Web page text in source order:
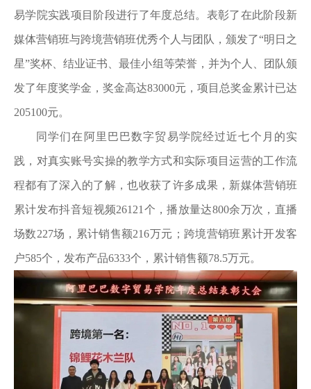
易学院实践项目阶段进行了年度总结。表彰了在此阶段新
媒体营销班与跨境营销班优秀个人与团队，颁发了“明日之
星”奖杯、结业证书、最佳小组等荣誉，并为个人、团队颁
发了年度奖学金，奖金高达83000元，项目总奖金累计已达
205100元。
同学们在阿里巴巴数字贸易学院经过近七个月的实
践，对真实账号实操的教学方式和实际项目运营的工作流
程都有了深入的了解，也收获了许多成果，新媒体营销班
累计发布抖音短视频26121个，播放量达800余万次，直播
场数227场，累计销售额216万元；跨境营销班累计开发客
户585个，发布产品6333个，累计销售额78.5万元。